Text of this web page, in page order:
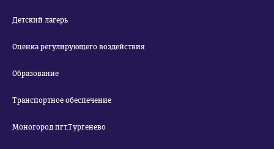
Детский лагерь
Оценка регулирующего воздействия
Образование
Транспортное обеспечение
Моногород пгт.Тургенево